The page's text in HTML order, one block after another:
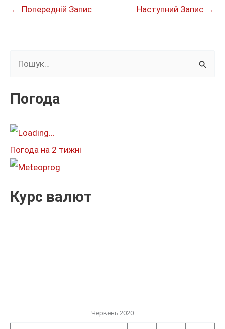
← Попередній Запис Наступний Запис →
к
т
:
Погода
Погода на 2 тижні
Курс валют
Червень 2020